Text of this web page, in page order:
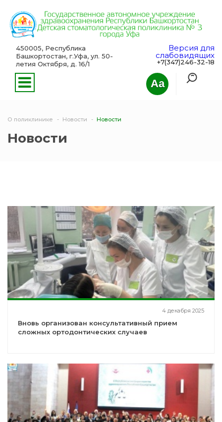
Aa
450005, Республика
Башкортостан, г.Уфа, ул. 50-
летия Октября, д. 16/1
Версия для
слабовидящих
+7(347)246-32-18
О поликлинике Новости Новости
Новости
4 декабря 2025
Вновь организован консультативный прием
сложных ортодонтических случаев